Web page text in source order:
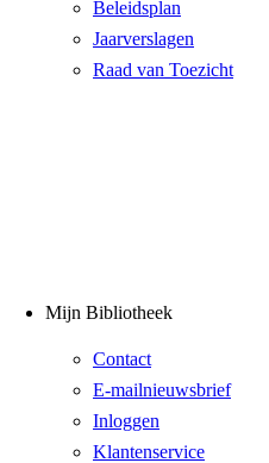
Beleidsplan
Jaarverslagen
Raad van Toezicht
Mijn Bibliotheek
Contact
E-mailnieuwsbrief
Inloggen
Klantenservice